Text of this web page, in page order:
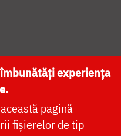
NAȚIONALĂ
experiența
pagină
fișierelor de tip